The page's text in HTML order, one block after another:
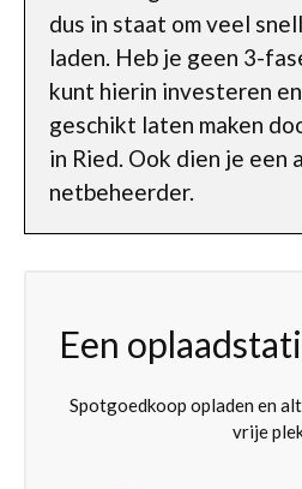
dus in staat om veel
laden. Heb je geen 3-
kunt hierin investeren
geschikt laten maken
in Ried. Ook dien je een
netbeheerder.
Een
Spotgoedkoop opladen en
vrije